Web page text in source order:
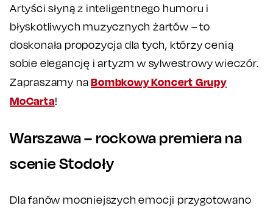
Artyści słyną z inteligentnego humoru i
błyskotliwych muzycznych żartów – to
doskonała propozycja dla tych, którzy cenią
sobie elegancję i artyzm w sylwestrowy wieczór.
Zapraszamy naBombkowy Koncert Grupy
MoCarta!
Warszawa – rockowa premiera na
scenie Stodoły
Dla fanów mocniejszych emocji przygotowano